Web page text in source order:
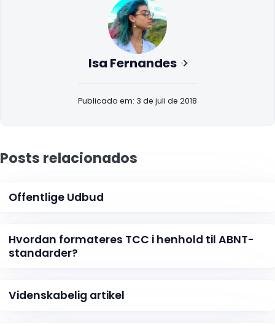
Isa Fernandes
Publicado em: 3 de juli de 2018
Posts relacionados
Offentlige Udbud
Hvordan formateres TCC i henhold til ABNT-
standarder?
Videnskabelig artikel